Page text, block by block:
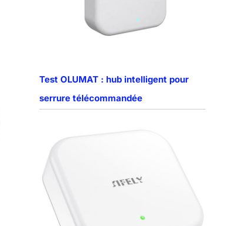
Test OLUMAT : hub intelligent pour
serrure télécommandée